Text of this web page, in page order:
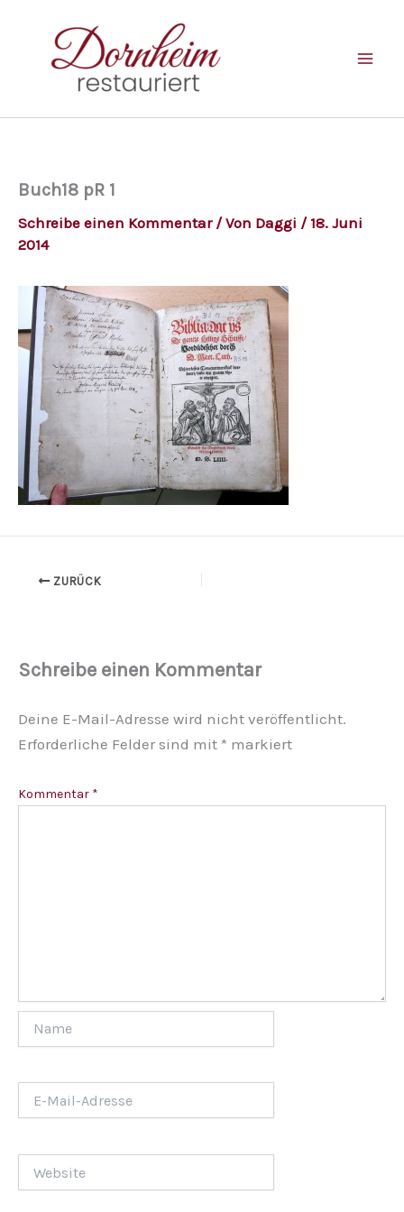
springen
Buch18 pR 1
Schreibe einen Kommentar / Von Daggi / 18. Juni
2014
ZURÜCK
Schreibe einen Kommentar
Deine E-Mail-Adresse wird nicht veröffentlicht.
Erforderliche Felder sind mit * markiert
Kommentar *
Mail-